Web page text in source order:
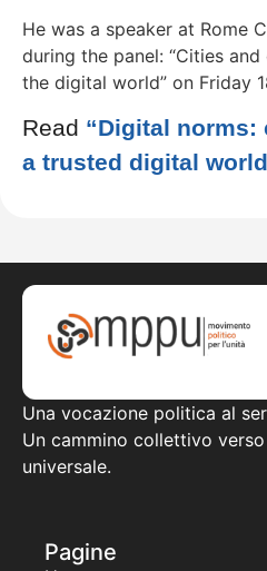
He was a speaker at Rome
during the panel: “Cities
the digital world” on Friday
Read “Digital norms:
a trusted digital
Una vocazione politica al
Un cammino collettivo
universale.
Pagine